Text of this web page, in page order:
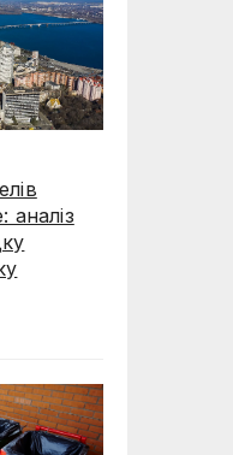
аналіз